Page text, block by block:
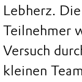
Lebherz.
Teilnehmer
Versuch
kleinen